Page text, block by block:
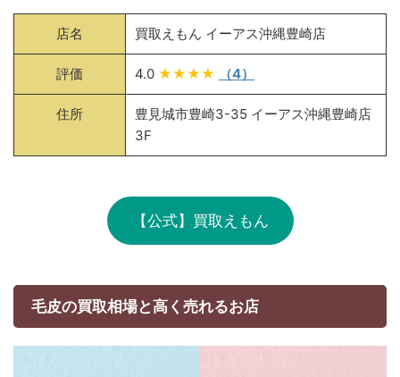
店名 買取えもん イーアス沖縄豊崎店
評価 4.0 ★★★★ （4）
住所
豊見城市豊崎3-35 イーアス沖縄豊崎店
3F
【公式】買取えもん
毛皮の買取相場と高く売れるお店